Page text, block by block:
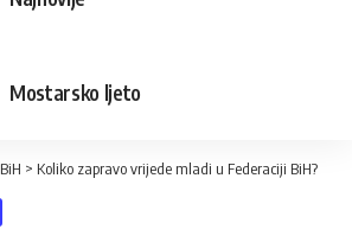
Mostarsko ljeto
BiH > Koliko zapravo vrijede mladi u Federaciji BiH?